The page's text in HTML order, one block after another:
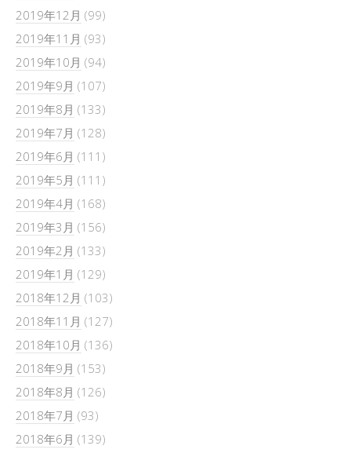
2019年12月 (99)
2019年11月 (93)
2019年10月 (94)
2019年9月 (107)
2019年8月 (133)
2019年7月 (128)
2019年6月 (111)
2019年5月 (111)
2019年4月 (168)
2019年3月 (156)
2019年2月 (133)
2019年1月 (129)
2018年12月 (103)
2018年11月 (127)
2018年10月 (136)
2018年9月 (153)
2018年8月 (126)
2018年7月 (93)
2018年6月 (139)